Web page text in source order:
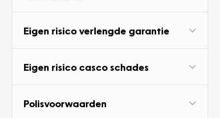
Eigen risico verlengde garantie
Eigen risico casco schades
Polisvoorwaarden